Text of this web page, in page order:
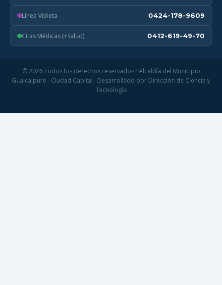
Línea Violeta 0424-178-9609
Citas Médicas (+Salud) 0412-619-49-70
© 2026 Todos los derechos reservados · Alcaldía del Municipio
Guaicaipuro · Ciudad Capital · Desarrollado por Dirección de Ciencia y
Tecnología